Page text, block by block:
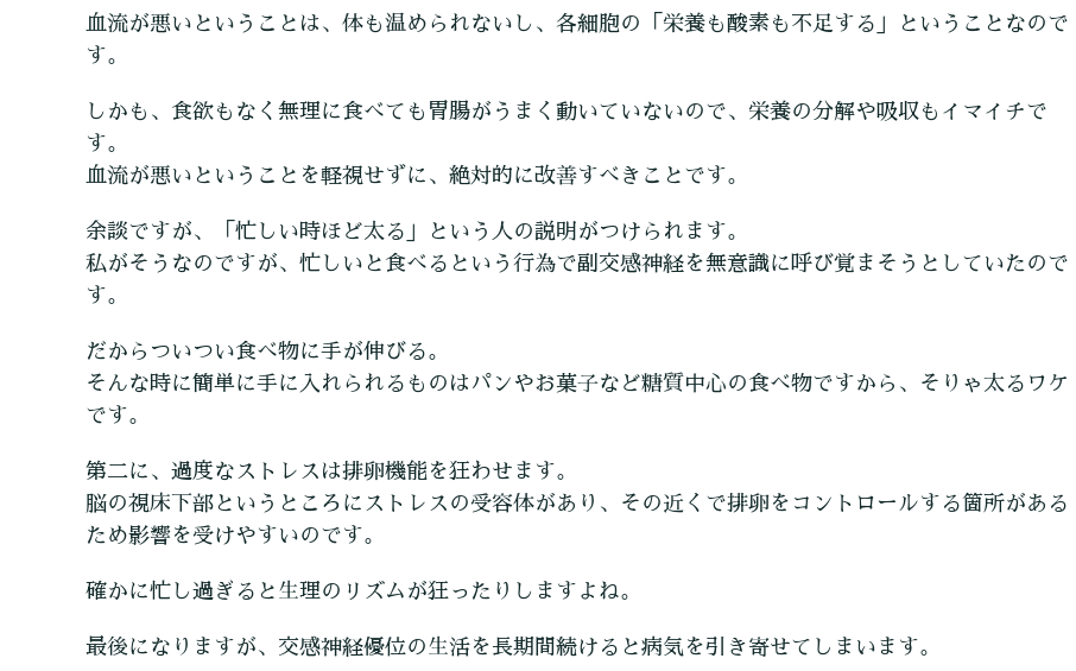
血流が悪いということは、体も温められないし、各細胞の「栄養も酸素も不足する」ということなので
す。
しかも、食欲もなく無理に食べても胃腸がうまく動いていないので、栄養の分解や吸収もイマイチで
す。
血流が悪いということを軽視せずに、絶対的に改善すべきことです。
余談ですが、「忙しい時ほど太る」という人の説明がつけられます。
私がそうなのですが、忙しいと食べるという行為で副交感神経を無意識に呼び覚まそうとしていたので
す。
だからついつい食べ物に手が伸びる。
そんな時に簡単に手に入れられるものはパンやお菓子など糖質中心の食べ物ですから、そりゃ太るワケ
です。
第二に、過度なストレスは排卵機能を狂わせます。
脳の視床下部というところにストレスの受容体があり、その近くで排卵をコントロールする箇所がある
ため影響を受けやすいのです。
確かに忙し過ぎると生理のリズムが狂ったりしますよね。
最後になりますが、交感神経優位の生活を長期間続けると病気を引き寄せてしまいます。